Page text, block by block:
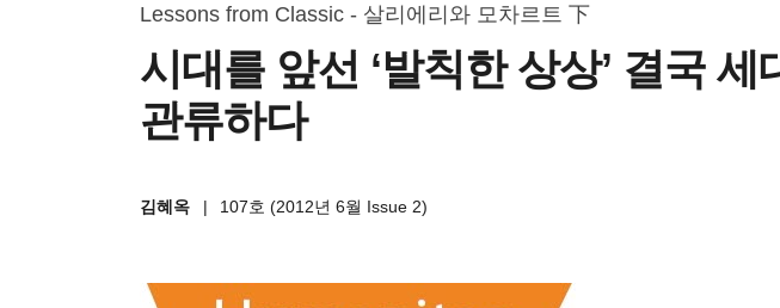
Lessons from Classic - 살리에리와 모차르트 下
시대를 앞선 ‘발칙한 상상’ 결국 세
관류하다
김혜옥 | 107호 (2012년 6월 Issue 2)